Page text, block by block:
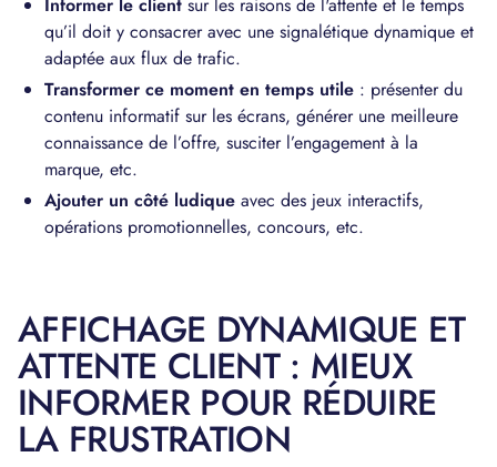
Informer le client sur les raisons de l'attente et le temps
qu’il doit y consacrer avec une signalétique dynamique et
adaptée aux flux de trafic.
Transformer ce moment en temps utile : présenter du
contenu informatif sur les écrans, générer une meilleure
connaissance de l’offre, susciter l’engagement à la
marque, etc.
Ajouter un côté ludique avec des jeux interactifs,
opérations promotionnelles, concours, etc.
AFFICHAGE DYNAMIQUE ET
ATTENTE CLIENT : MIEUX
INFORMER POUR RÉDUIRE
LA FRUSTRATION